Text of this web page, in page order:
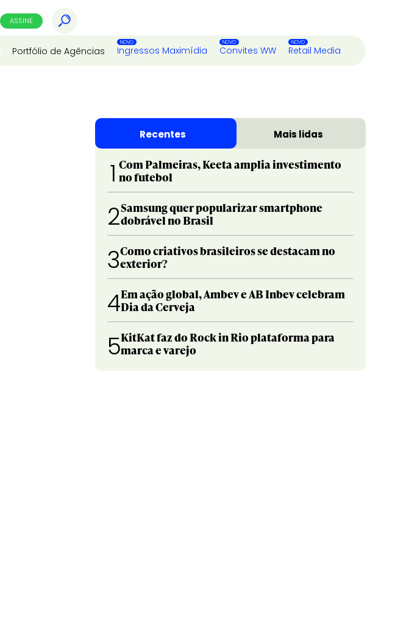
ASSINE
Portfólio de Agências Ingressos Maximídia Convites WW Retail Media
Recentes Mais lidas
1 Com Palmeiras, Keeta amplia investimento
no futebol
2Samsung quer popularizar smartphone
dobrável no Brasil
3Como criativos brasileiros se destacam no
exterior?
4Em ação global, Ambev e AB Inbev celebram
Dia da Cerveja
5KitKat faz do Rock in Rio plataforma para
marca e varejo